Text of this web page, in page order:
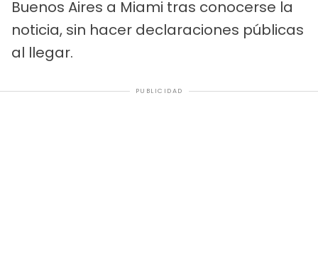
Buenos Aires a Miami tras conocerse la
noticia, sin hacer declaraciones públicas
al llegar.
PUBLICIDAD